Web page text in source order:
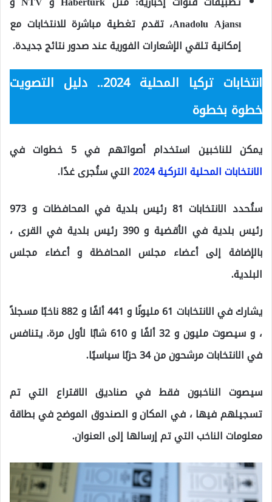
Anadolu Ajansı، تقدم تغطية مباشرة للانتخابات مع
إمكانية تلقي الإشعارات الفورية عند صدور نتائج جديدة.
انتخابات تركيا المحلية 2024.. دليل التصويت
خطوة بخطوة
يمكن للناخبين استخدام أصواتهم في 5 خطوات في
الانتخابات المحلية التركية 2024
التي ستُجرى غدًا.
ستُحدد الانتخابات 81 رئيس بلدية في المحافظات و 973
رئيس بلدية في الأقضية و 390 رئيس بلدية في القرى ،
بالإضافة إلى أعضاء مجلس المحافظة و أعضاء مجلس
البلدية.
يشارك في الانتخابات 61 مليونًا و 441 ألفًا و 882 ناخبًا مسجلاً
، و سيصوت مليون و 32 ألفًا و 610 شابًا لأول مرة. يتنافس
في الانتخابات مرشحون من 34 حزبًا سياسيًا.
سيصوت الناخبون فقط في صناديق الاقتراع التي تم
تسجيلهم فيها ، في المكان و الصندوق الموضح في بطاقة
معلومات الناخب التي تم إرسالها إلى العنوان.